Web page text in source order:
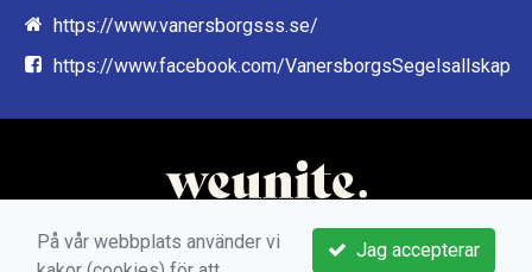
https://www.vanersborgsss.se/
https://www.facebook.com/VanersborgsSegelsallskap
Jag accepterar
På vår webbplats använder vi